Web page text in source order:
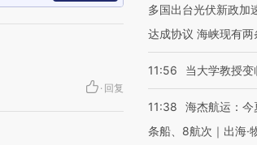
· 回复
多国出台光伏新政加
达成协议 海峡现有两
11:56 当大学教授
11:38
海杰航运：
条船、8航次｜出海·